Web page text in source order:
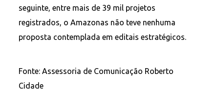
seguinte, entre mais de 39 mil projetos
registrados, o Amazonas não teve nenhuma
proposta contemplada em editais estratégicos.
Fonte: Assessoria de Comunicação Roberto
Cidade